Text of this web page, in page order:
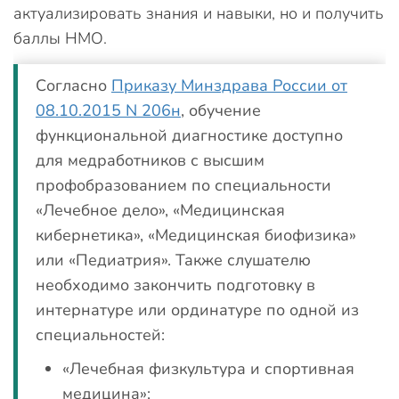
актуализировать знания и навыки, но и получить
баллы НМО.
Согласно Приказу Минздрава России от
08.10.2015 N 206н, обучение
функциональной диагностике доступно
для медработников с высшим
профобразованием по специальности
«Лечебное дело», «Медицинская
кибернетика», «Медицинская биофизика»
или «Педиатрия». Также слушателю
необходимо закончить подготовку в
интернатуре или ординатуре по одной из
специальностей:
«Лечебная физкультура и спортивная
медицина»;